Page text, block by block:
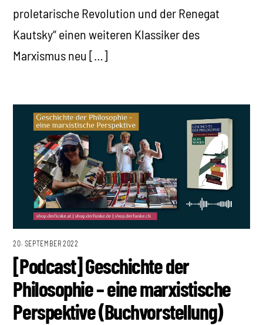
proletarische Revolution und der Renegat
Kautsky“ einen weiteren Klassiker des
Marxismus neu […]
20. SEPTEMBER 2022
[Podcast] Geschichte der
Philosophie – eine marxistische
Perspektive (Buchvorstellung)